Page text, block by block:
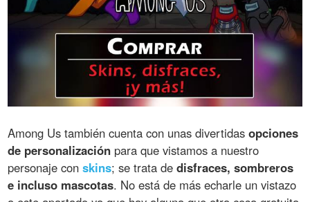
Among Us también cuenta con unas divertidasopciones
de personalización para que vistamos a nuestro
personaje conskins; se trata dedisfraces, sombreros
e incluso mascotas. No está de más echarle un vistazo